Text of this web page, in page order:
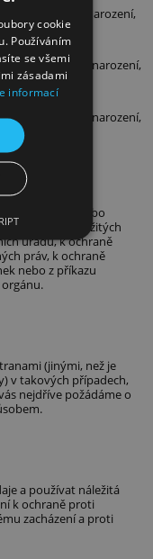
místo narození,
datum narození,
datum narození,
zákon nebo
k ochraně důležitých
úřadů, k ochraně
práv, k ochraně
nebo z příkazu
(jinými, než je
v takových případech,
nejdříve požádáme o
a používat náležitá
k ochraně proti
zacházení a proti
cookie
Používáním
se všemi
zásadami
informací